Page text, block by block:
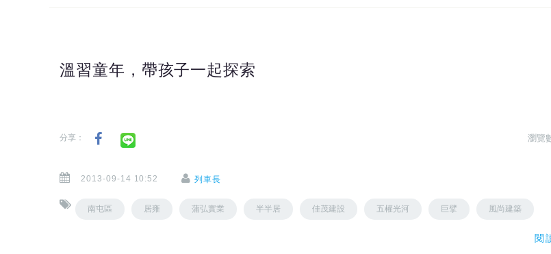
溫習童年，帶孩子一起探索
分享： 瀏覽
2013-09-14 10:52 列車長
南屯區 居雍 蒲弘實業 半半居 佳茂建設 五權光河 巨擘 風尚建築
閱